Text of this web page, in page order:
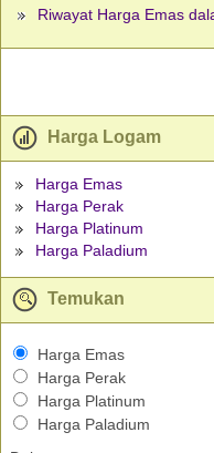
Riwayat Harga Emas
Harga Logam
Harga Emas
Harga Perak
Harga Platinum
Harga Paladium
Temukan
Harga Emas
Harga Perak
Harga Platinum
Harga Paladium